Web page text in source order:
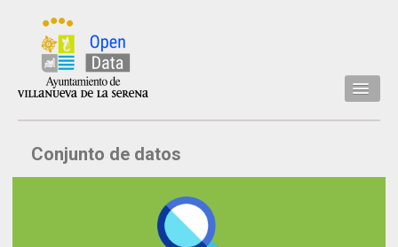
Inicio
Datos
Conjunto de datos